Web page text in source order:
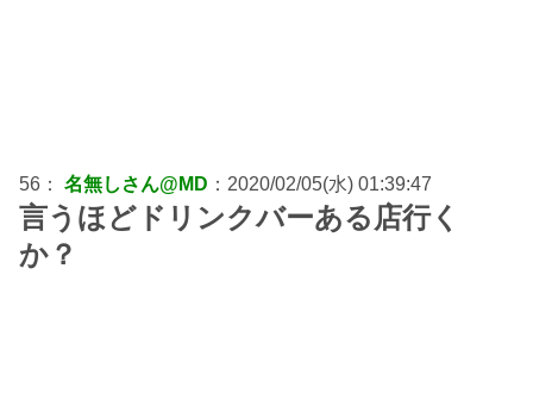
56： 名無しさん@MD ：2020/02/05(水) 01:39:47
言うほどドリンクバーある店行く
か？